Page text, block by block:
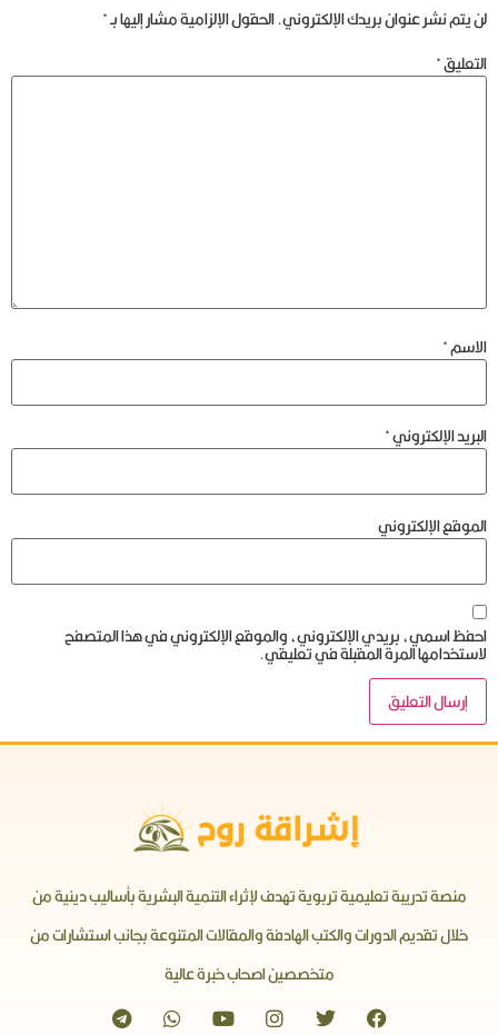
لن يتم نشر عنوان بريدك الإلكتروني.الحقول الإلزامية مشار إليها بـ*
التعليق*
الاسم*
البريد الإلكتروني*
الموقع الإلكتروني
احفظ اسمي، بريدي الإلكتروني، والموقع الإلكتروني في هذا المتصفح
لاستخدامها المرة المقبلة في تعليقي.
منصة تدريبة تعليمية تربوية تهدف لإثراء التنمية البشرية بأساليب دينية من
خلال تقديم الدورات والكتب الهادفة والمقالات المتنوعة بجانب استشارات من
متخصصين اصحاب خبرة عالية